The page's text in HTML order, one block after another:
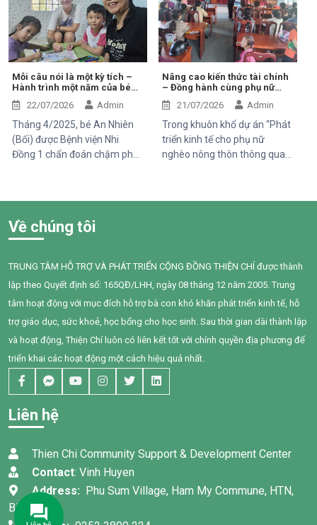
đầu mang theo rất nhiều thử
thách. Ngay từ khi chào đời,
em phải đối mặt với nhiều vấn
đề về sức khỏe, khiến quá
trình phát triển chậm hơn so
với các bạn cùng trang lứa.
Những điều tưởng như rất
bình thường đối với một đứa
trẻ lại là những cột mốc đầy
gian nan đối với em.
đặc biệt là trẻ em, phụ nữ
mang thai và người cao tuổi,
cũng phải đối mặt với nhiều
nguy cơ sức khỏe do hít phải
khói thuốc thụ động.
Mỗi câu nói là một kỳ tích –
Hành trình một năm của bé
An Nhiên (Bối)
22/07/2026 Admin
Tháng 4/2025, bé An Nhiên
(Bối) được Bệnh viện Nhi
Đồng 1 chẩn đoán chậm phát
gặp nhiều khó khăn trong
đạt nhu cầu của mình. Sau
một năm can thiệp với sự
đồng hành tận tâm của các
cô giáo, sự kiên trì của gia
đình và nỗ lực không ngừng
của chính Bối, em đã có
những bước tiến đầy tự hào.
Nâng cao kiến thức tài chính
– Đồng hành cùng phụ nữ
phát triển sinh kế bền vững
21/07/2026 Admin
Trong khuôn khổ dự án “Phát
triển kinh tế cho phụ nữ
nghèo nông thôn thông qua
khỏe giai đoạn 2025–2028”
kiến thức về quản lý chi tiêu
trong gia đình cho 95 phụ nữ
tại xã Tân Thành,Hàm Thuận
Nam.
Về chúng tôi
TRUNG TÂM HỖ TRỢ VÀ PHÁT TRIỂN CỘNG ĐỒNG THIỆN CHÍ được thành
lập theo Quyết định số: 165QĐ/LHH, ngày 08 tháng 12 năm 2005. Trung
tâm hoạt động với mục đích hỗ trợ bà con khó khăn phát triển kinh tế, hỗ
trợ giáo dục, sức khoẻ, học bổng cho học sinh. Sau thời gian dài thành lập
và hoạt động, Thiện Chí luôn có liên kết tốt với chính quyền địa phương để
triển khai các hoạt động một cách hiệu quả nhất.
Liên hệ
Thien Chi Community Support & Development Center
Contact: Vinh Huyen
Address: Phu Sum Village, Ham My Commune, HTN,
Binh Thuan
Liên hệ